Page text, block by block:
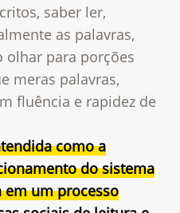
saber ler,
as palavras,
olhar para porções
meras palavras,
fluência e rapidez de
como a
do sistema
em um processo